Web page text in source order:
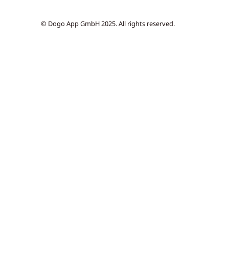
© Dogo App GmbH 2025. All rights reserved.